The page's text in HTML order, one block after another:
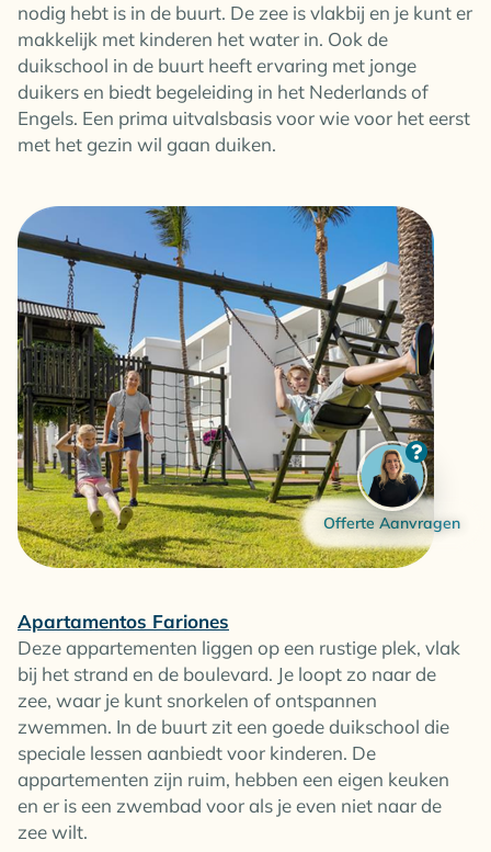
nodig hebt is in de buurt. De zee is vlakbij en je kunt er
makkelijk met kinderen het water in. Ook de
duikschool in de buurt heeft ervaring met jonge
duikers en biedt begeleiding in het Nederlands of
Engels. Een prima uitvalsbasis voor wie voor het eerst
met het gezin wil gaan duiken.
Apartamentos Fariones
Deze appartementen liggen op een rustige plek, vlak
bij het strand en de boulevard. Je loopt zo naar de
zee, waar je kunt snorkelen of ontspannen
zwemmen. In de buurt zit een goede duikschool die
speciale lessen aanbiedt voor kinderen. De
appartementen zijn ruim, hebben een eigen keuken
en er is een zwembad voor als je even niet naar de
zee wilt.
Offerte Aanvragen